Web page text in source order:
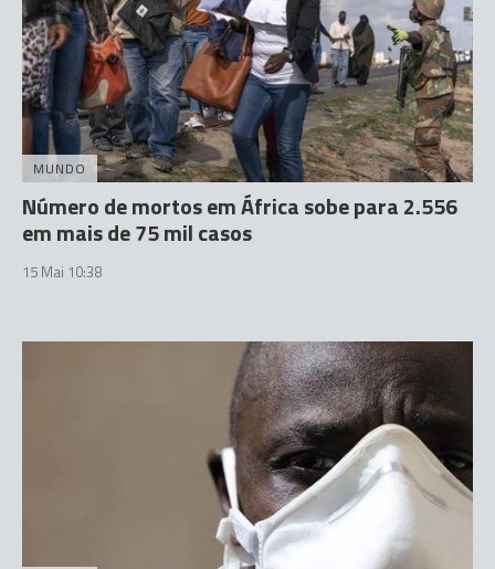
MUNDO
Número de mortos em África sobe para 2.556
em mais de 75 mil casos
15 Mai 10:38